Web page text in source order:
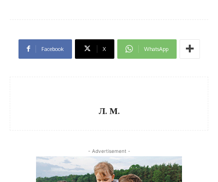
Facebook X WhatsApp
Л. М.
- Advertisement -